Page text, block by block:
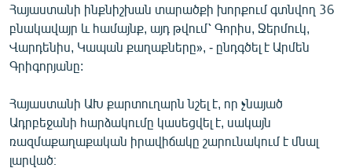
«Ազատության» բոլոր կայքերը
Հայաստանի ինքնիշխան տարածքի խորքում գտնվող 36
բնակավայր և համայնք, այդ թվում՝ Գորիս, Ջերմուկ,
Վարդենիս, Կապան քաղաքները», - ընդգծել է Արմեն
Գրիգորյանը:
Հայաստանի ԱԽ քարտուղարն նշել է, որ չնայած
Ադրբեջանի հարձակումը կասեցվել է, սակայն
ռազմաքաղաքական իրավիճակը շարունակում է մնալ
լարված։